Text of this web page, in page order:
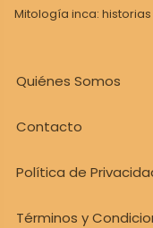
Mitología inca:
Quiénes Somos
Contacto
Política de
Términos y